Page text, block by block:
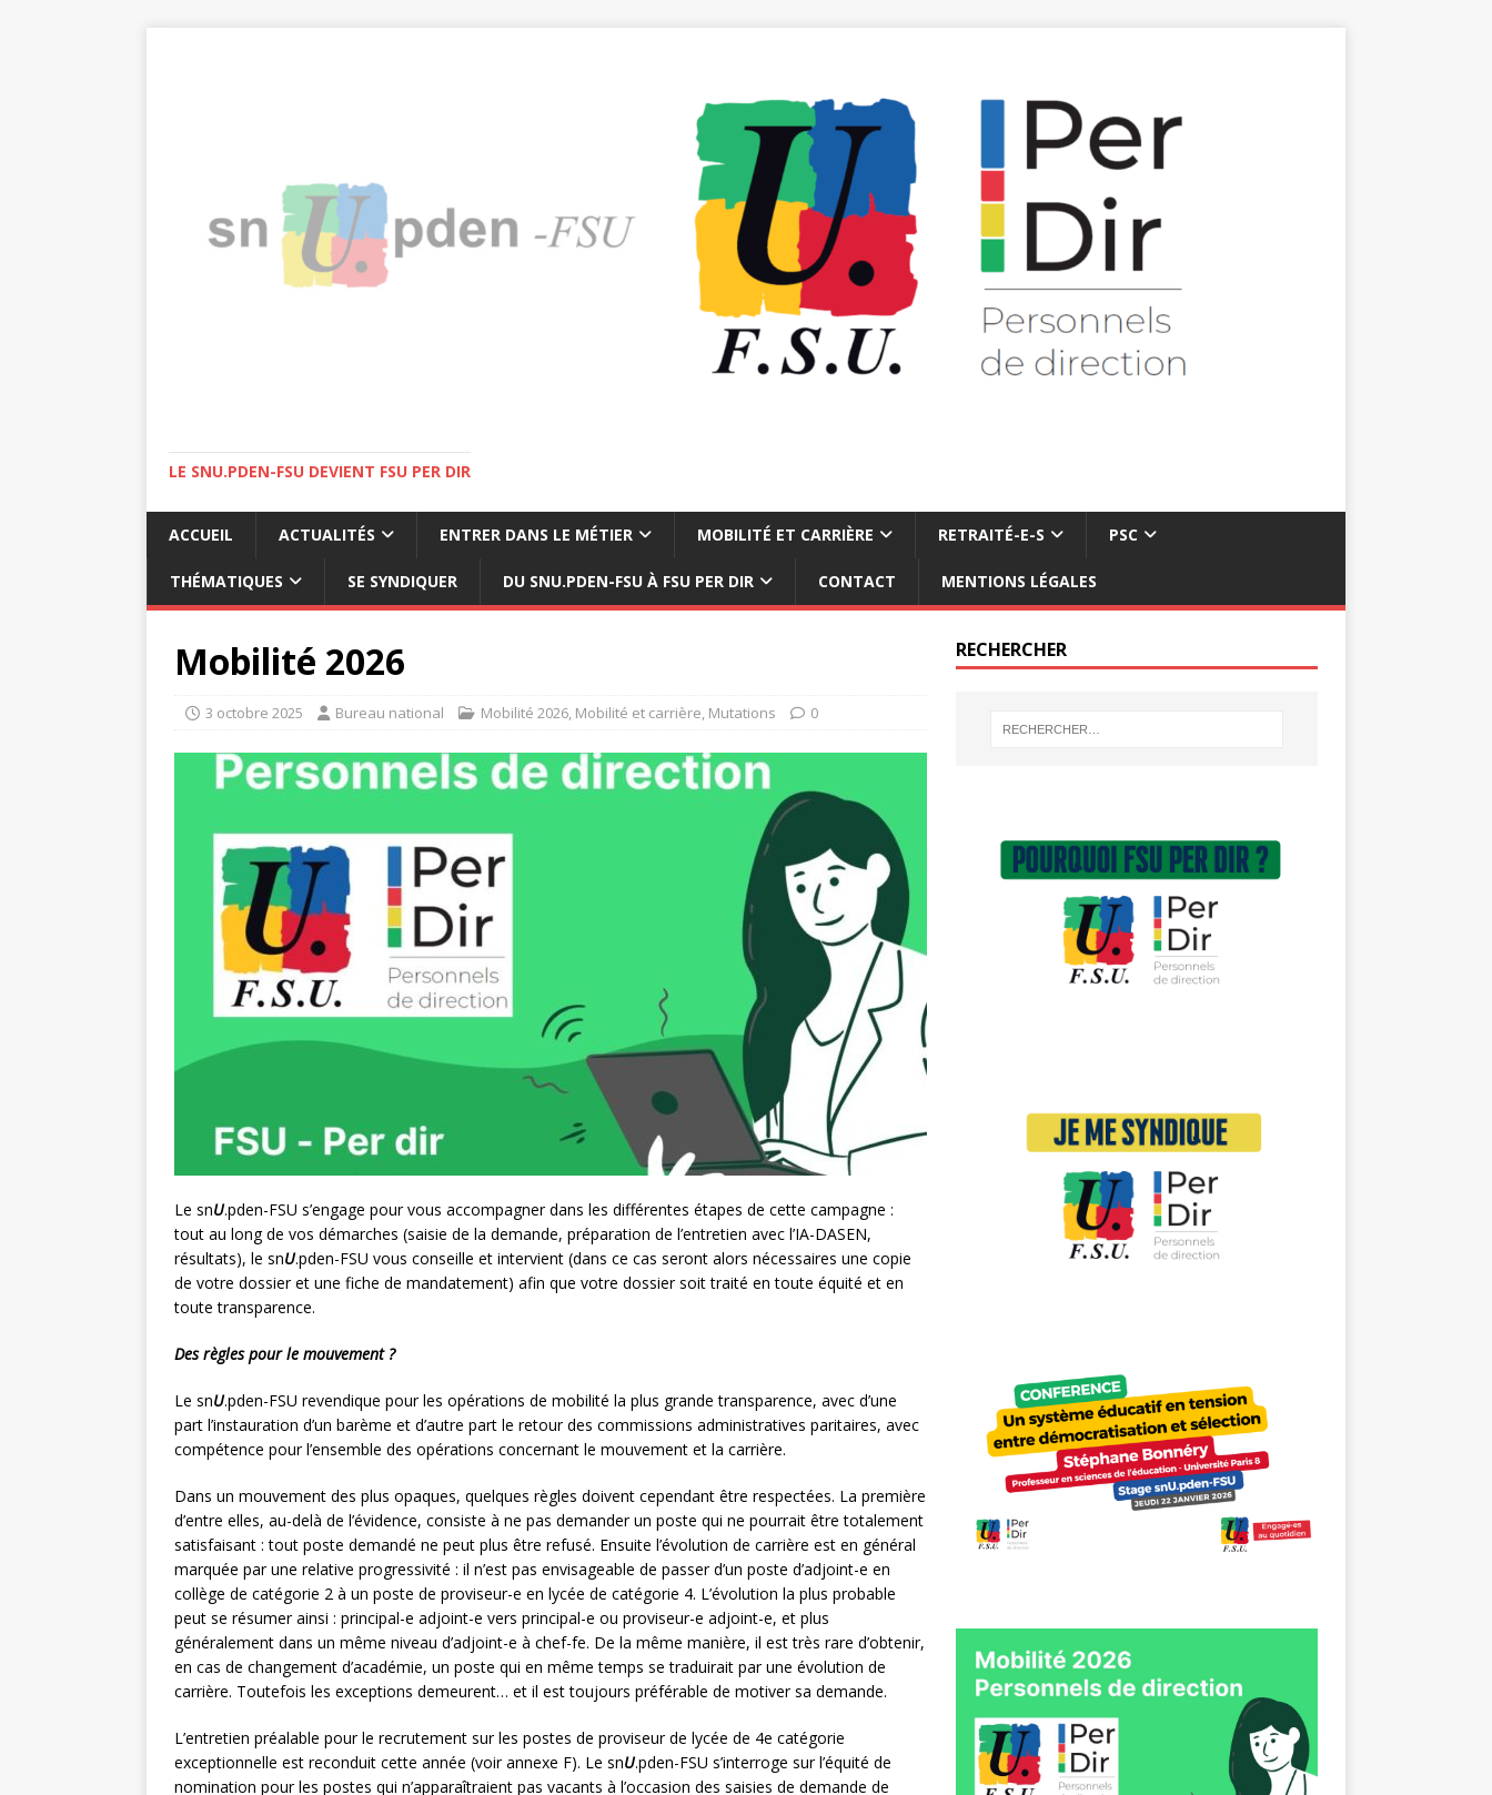
LE SNU.PDEN-FSU DEVIENT FSU PER DIR
ACCUEIL ACTUALITÉS ENTRER DANS LE MÉTIER MOBILITÉ ET CARRIÈRE RETRAITÉ-E-S PSC
THÉMATIQUES SE SYNDIQUER DU SNU.PDEN-FSU À FSU PER DIR CONTACT MENTIONS LÉGALES
Mobilité 2026
3 octobre 2025 Bureau national Mobilité 2026, Mobilité et carrière, Mutations 0
Le snU.pden-FSU s’engage pour vous accompagner dans les différentes étapes de cette campagne :
tout au long de vos démarches (saisie de la demande, préparation de l’entretien avec l’IA-DASEN,
résultats), le snU.pden-FSU vous conseille et intervient (dans ce cas seront alors nécessaires une copie
de votre dossier et une fiche de mandatement) afin que votre dossier soit traité en toute équité et en
toute transparence.
Des règles pour le mouvement ?
Le snU.pden-FSU revendique pour les opérations de mobilité la plus grande transparence, avec d’une
part l’instauration d’un barème et d’autre part le retour des commissions administratives paritaires, avec
compétence pour l’ensemble des opérations concernant le mouvement et la carrière.
Dans un mouvement des plus opaques, quelques règles doivent cependant être respectées. La première
d’entre elles, au-delà de l’évidence, consiste à ne pas demander un poste qui ne pourrait être totalement
satisfaisant : tout poste demandé ne peut plus être refusé. Ensuite l’évolution de carrière est en général
marquée par une relative progressivité : il n’est pas envisageable de passer d’un poste d’adjoint-e en
collège de catégorie 2 à un poste de proviseur-e en lycée de catégorie 4. L’évolution la plus probable
peut se résumer ainsi : principal-e adjoint-e vers principal-e ou proviseur-e adjoint-e, et plus
généralement dans un même niveau d’adjoint-e à chef-fe. De la même manière, il est très rare d’obtenir,
en cas de changement d’académie, un poste qui en même temps se traduirait par une évolution de
carrière. Toutefois les exceptions demeurent… et il est toujours préférable de motiver sa demande.
L’entretien préalable pour le recrutement sur les postes de proviseur de lycée de 4e catégorie
exceptionnelle est reconduit cette année (voir annexe F). Le snU.pden-FSU s’interroge sur l’équité de
nomination pour les postes qui n’apparaîtraient pas vacants à l’occasion des saisies de demande de
RECHERCHER